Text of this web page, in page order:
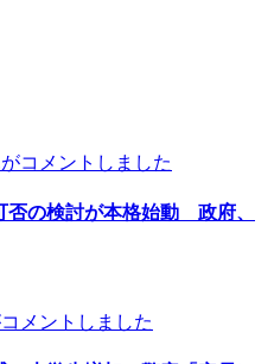
コメントしました
否の検討が本格始動 政府、
メントしました